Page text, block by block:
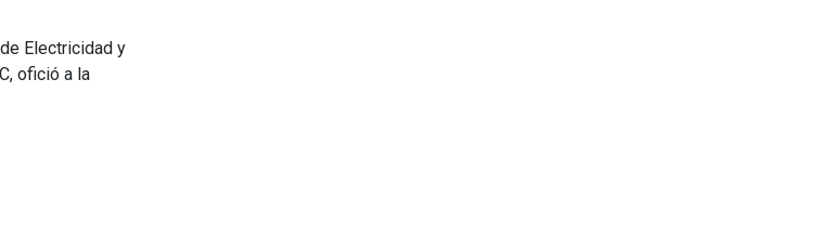
Electricidad y
ofició a la